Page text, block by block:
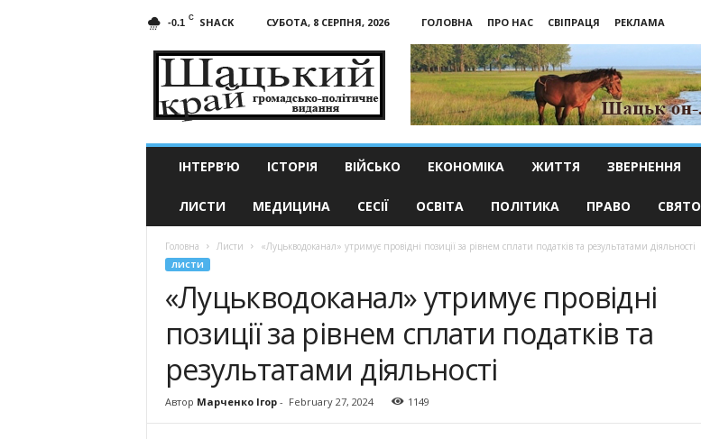
-0.1 C SHACK СУБОТА, 8 СЕРПНЯ, 2026 ГОЛОВНА ПРО НАС СВІПРАЦЯ
РЕКЛАМА
край
ІНТЕРВ’Ю ІСТОРІЯ ВІЙСЬКО ЕКОНОМІКА ЖИТТЯ ЗВЕРНЕННЯ
ЛИСТИ МЕДИЦИНА СЕСІЇ ОСВІТА ПОЛІТИКА ПРАВО СВЯТО
Головна Листи «Луцькводоканал» утримує провідні позиції за рівнем сплати податків та результатами діяльності
ЛИСТИ
«Луцькводоканал» утримує провідні
позиції за рівнем сплати податків та
результатами діяльності
Автор Марченко Ігор- February 27, 2024 1149